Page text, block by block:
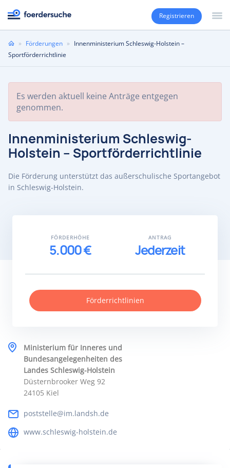
Registrieren
Sie
sind
» Förderungen » Innenministerium Schleswig-Holstein –
Sportförderrichtlinie
Es werden aktuell keine Anträge entgegen
genommen.
Innenministerium Schleswig-
Holstein – Sportförderrichtlinie
Die Förderung unterstützt das außerschulische Sportangebot
in Schleswig-Holstein.
Ministerium für Inneres und
Bundesangelegenheiten des
Landes Schleswig-Holstein
Düsternbrooker Weg 92
24105 Kiel
poststelle@im.landsh.de
www.schleswig-holstein.de
FÖRDERHÖHE
5.000 €
ANTRAG
Jederzeit
Förderrichtlinien